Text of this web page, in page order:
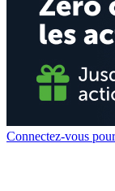
Voir en détails
Sponsorisé